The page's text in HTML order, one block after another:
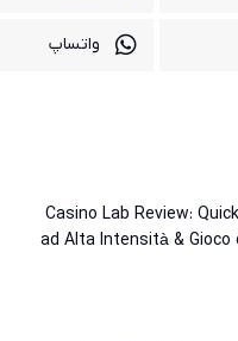
واتساپ
Casino Lab Review:
ad Alta Intensità &